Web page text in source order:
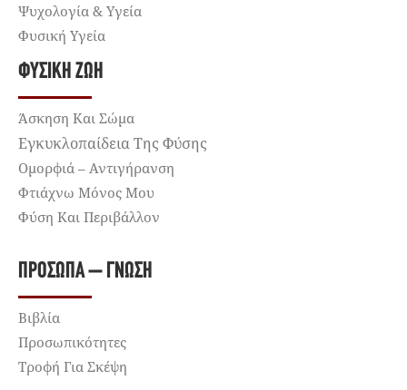
Ψυχολογία & Υγεία
Φυσική Υγεία
ΦΥΣΙΚΉ ΖΩΉ
Άσκηση Και Σώμα
Εγκυκλοπαίδεια Της Φύσης
Ομορφιά – Αντιγήρανση
Φτιάχνω Μόνος Μου
Φύση Και Περιβάλλον
ΠΡΌΣΩΠΑ – ΓΝΏΣΗ
Βιβλία
Προσωπικότητες
Τροφή Για Σκέψη